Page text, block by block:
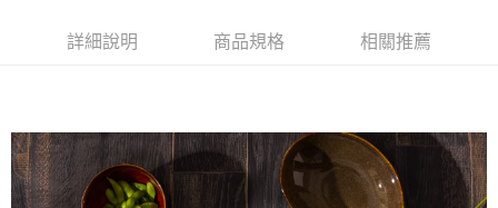
※ 請注意：結帳手續完成當下不需立刻繳費，但若您需要取消訂單，請聯絡
客戶支援中心」https://netprotections.freshdesk.com/support/home
【注意事項】
１．透過由恩沛科技股份有限公司提供之「AFTEE先享後付」服務完成之交
詳細說明 商品規格 相關推薦